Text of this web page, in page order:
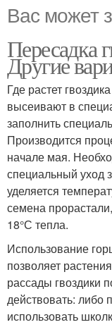
Вас может
Пересадка
Другие
Где растет
высеивают в
заполнить
Производится
начале мая.
специальный уход
уделяется
семена
18°С тепла.
Использование
позволяет
рассады гвоздики
действовать: либо
использовать